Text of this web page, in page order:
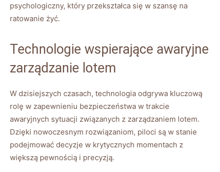
psychologiczny, który przekształca się w szansę na
⁤ratowanie żyć.
Technologie wspierające‌ awaryjne
zarządzanie lotem
W dzisiejszych czasach, ⁤technologia odgrywa ⁤kluczową
rolę w zapewnieniu bezpieczeństwa ‌w trakcie ​
awaryjnych sytuacji związanych z zarządzaniem lotem.⁤
Dzięki nowoczesnym rozwiązaniom, ⁢piloci ⁢są w stanie
podejmować ‍decyzje w krytycznych momentach z
większą ⁢pewnością i precyzją.